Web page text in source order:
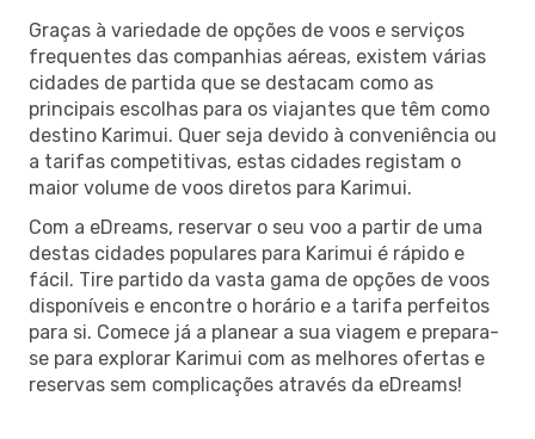
Graças à variedade de opções de voos e serviços
frequentes das companhias aéreas, existem várias
cidades de partida que se destacam como as
principais escolhas para os viajantes que têm como
destino Karimui. Quer seja devido à conveniência ou
a tarifas competitivas, estas cidades registam o
maior volume de voos diretos para Karimui.
Com a eDreams, reservar o seu voo a partir de uma
destas cidades populares para Karimui é rápido e
fácil. Tire partido da vasta gama de opções de voos
disponíveis e encontre o horário e a tarifa perfeitos
para si. Comece já a planear a sua viagem e prepara-
se para explorar Karimui com as melhores ofertas e
reservas sem complicações através da eDreams!